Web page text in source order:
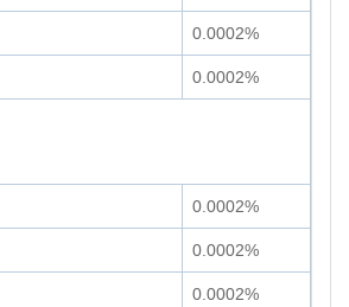
0.0002%
0.0002%
0.0002%
0.0002%
0.0002%